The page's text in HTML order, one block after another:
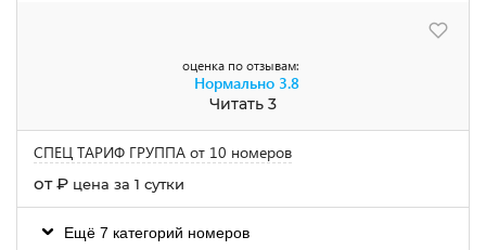
оценка по отзывам:
Нормально 3.8
Читать 3
СПЕЦ ТАРИФ ГРУППА от 10 номеров
от₽ цена за 1 сутки
Ещё 7 категорий номеров